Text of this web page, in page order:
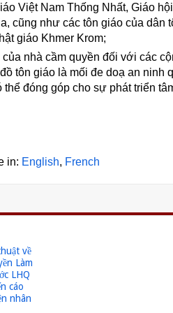
Việt Nam Thống Nhất, Giáo
cũng như các tôn giáo của
giáo Khmer Krom;
nhà cầm quyền đối với các
tôn giáo là mối đe doạ an ninh
thể đóng góp cho sự phát triển
in: English French
về
Làm
LHQ
cáo
nhân